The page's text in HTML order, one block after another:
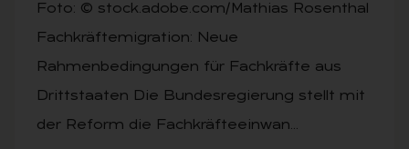
Foto: © stock.adobe.com/Mathias Rosenthal
Fachkräftemigration: Neue
Rahmenbedingungen für Fachkräfte aus
Drittstaaten Die Bundesregierung stellt mit
der Reform die Fachkräfteeinwan…